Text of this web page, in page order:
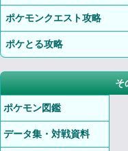
ポケモンクエスト攻略
ポケとる攻略
そ
ポケモン図鑑
データ集・対戦資料